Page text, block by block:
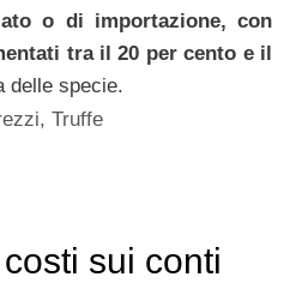
o di importazione, con
tra il 20 per cento e il
delle specie.
,Truffe
sui conti